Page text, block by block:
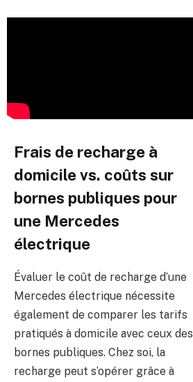
Frais de recharge à
domicile vs. coûts sur
bornes publiques pour
une Mercedes
électrique
Évaluer le coût de recharge d’une
Mercedes électrique nécessite
également de comparer les tarifs
pratiqués à domicile avec ceux des
bornes publiques. Chez soi, la
recharge peut s’opérer grâce à